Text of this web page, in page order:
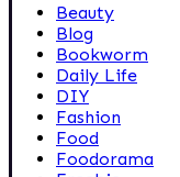
Beauty
Blog
Bookworm
Daily Life
DIY
Fashion
Food
Foodorama